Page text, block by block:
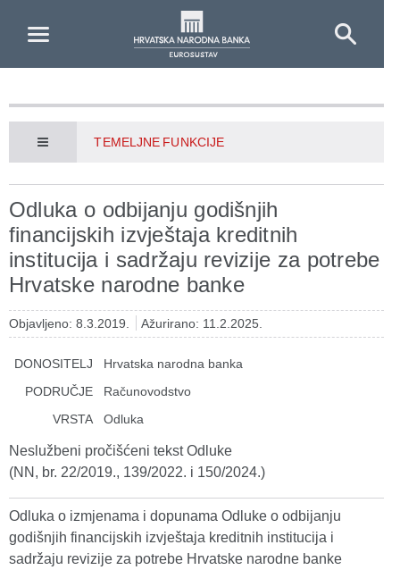
TEMELJNE FUNKCIJE
Odluka o odbijanju godišnjih
financijskih izvještaja kreditnih
institucija i sadržaju revizije za potrebe
Hrvatske narodne banke
Objavljeno: 8.3.2019. Ažurirano: 11.2.2025.
DONOSITELJ
Hrvatska narodna banka
PODRUČJE
Računovodstvo
VRSTA
Odluka
Neslužbeni pročišćeni tekst Odluke
(NN, br. 22/2019., 139/2022. i 150/2024.)
Odluka o izmjenama i dopunama Odluke o odbijanju
godišnjih financijskih izvještaja kreditnih institucija i
sadržaju revizije za potrebe Hrvatske narodne banke